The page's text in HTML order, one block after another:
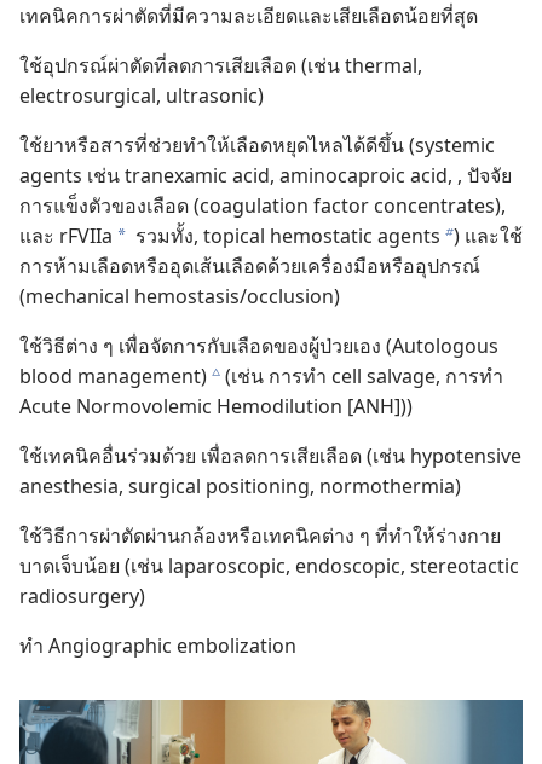
เทคนิค​การ​ผ่าตัด​ที่​มี​ความ​ละเอียด​และ​เสีย​เลือด​น้อย​ที่​สุด
ใช้​อุปกรณ์​ผ่าตัด​ที่​ลด​การ​เสีย​เลือด (เช่น thermal,
electrosurgical, ultrasonic)
ใช้​ยา​หรือ​สาร​ที่​ช่วย​ทำ​ให้​เลือด​หยุด​ไหล​ได้​ดี​ขึ้น (systemic
agents เช่น tranexamic acid, aminocaproic acid, , ปัจจัย​
การ​แข็งตัว​ของ​เลือด (coagulation factor concentrates),
และ rFVIIa a รวม​ทั้ง, topical hemostatic agents b) และ​ใช้​
การ​ห้าม​เลือด​หรือ​อุด​เส้น​เลือด​ด้วย​เครื่อง​มือ​หรือ​อุปกรณ์
(mechanical hemostasis/occlusion)
ใช้​วิธี​ต่าง ๆ เพื่อ​จัด​การ​กับ​เลือด​ของ​ผู้​ป่วย​เอง (Autologous
blood management)c(เช่น การ​ทำ cell salvage, การ​ทำ
Acute Normovolemic Hemodilution [ANH]))
ใช้​เทคนิค​อื่น​ร่วม​ด้วย เพื่อ​ลด​การ​เสีย​เลือด (เช่น hypotensive
anesthesia, surgical positioning, normothermia)
ใช้​วิธี​การ​ผ่าตัด​ผ่าน​กล้อง​หรือ​เทคนิค​ต่าง ๆ ที่​ทำ​ให้​ร่าง​กาย​
บาดเจ็บ​น้อย (เช่น laparoscopic, endoscopic, stereotactic
radiosurgery)
ทำ Angiographic embolization